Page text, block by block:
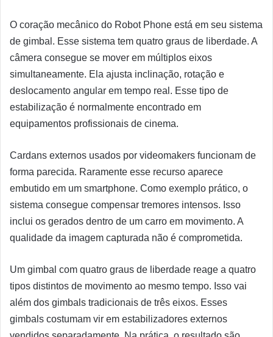
O coração mecânico do Robot Phone está em seu sistema
de gimbal. Esse sistema tem quatro graus de liberdade. A
câmera consegue se mover em múltiplos eixos
simultaneamente. Ela ajusta inclinação, rotação e
deslocamento angular em tempo real. Esse tipo de
estabilização é normalmente encontrado em
equipamentos profissionais de cinema.
Cardans externos usados por videomakers funcionam de
forma parecida. Raramente esse recurso aparece
embutido em um smartphone. Como exemplo prático, o
sistema consegue compensar tremores intensos. Isso
inclui os gerados dentro de um carro em movimento. A
qualidade da imagem capturada não é comprometida.
Um gimbal com quatro graus de liberdade reage a quatro
tipos distintos de movimento ao mesmo tempo. Isso vai
além dos gimbals tradicionais de três eixos. Esses
gimbals costumam vir em estabilizadores externos